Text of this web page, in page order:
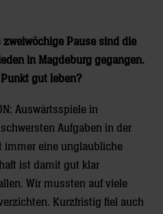
Pause sind die
in Magdeburg gegangen.
gut leben?
Auswärtsspiele in
Aufgaben in der
immer eine unglaubliche
ist damit gut klar
Wir mussten auf viele
Kurzfristig fiel auch